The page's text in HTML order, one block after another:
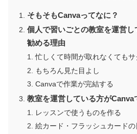
そもそもCanvaってなに？
個人で習いごとの教室を運営
勧める理由
忙しくて時間が取れなくても
もちろん見た目よし
Canvaで作業が完結する
教室を運営している方がCanva
レッスンで使うものを作る
絵カード・フラッシュカード